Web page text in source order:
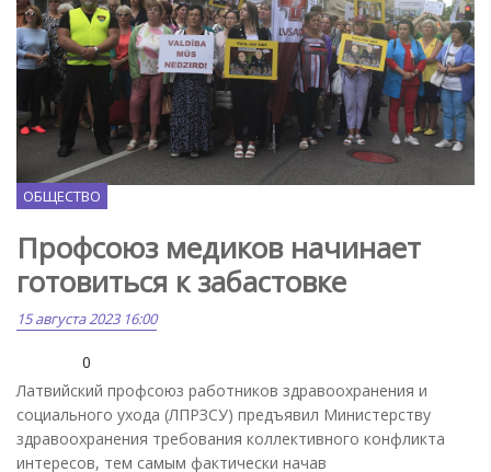
Lvsada.lv
ОБЩЕСТВО
Профсоюз медиков начинает
готовиться к забастовке
15 августа 2023 16:00
0
Латвийский профсоюз работников здравоохранения и
социального ухода (ЛПРЗСУ) предъявил Министерству
здравоохранения требования коллективного конфликта
интересов, тем самым фактически начав